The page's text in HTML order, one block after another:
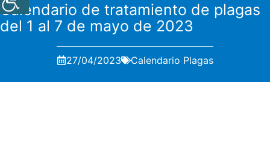
Calendario de tratamiento de plagas
del 1 al 7 de mayo de 2023
27/04/2023 Calendario Plagas